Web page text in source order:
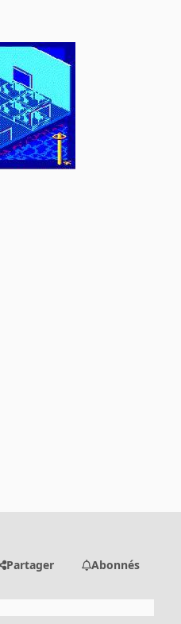
slide
carousel slide
Partager Abonnés